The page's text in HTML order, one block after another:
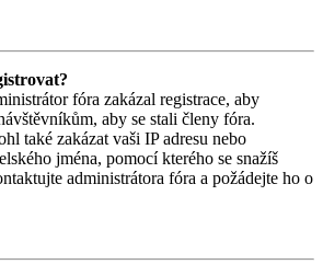
fóra zakázal registrace, aby
aby se stali členy fóra.
také zakázat vaši IP adresu nebo
jména, pomocí kterého se snažíš
administrátora fóra a požádejte ho o